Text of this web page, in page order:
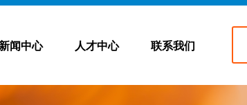
新闻中心 人才中心 联系我们